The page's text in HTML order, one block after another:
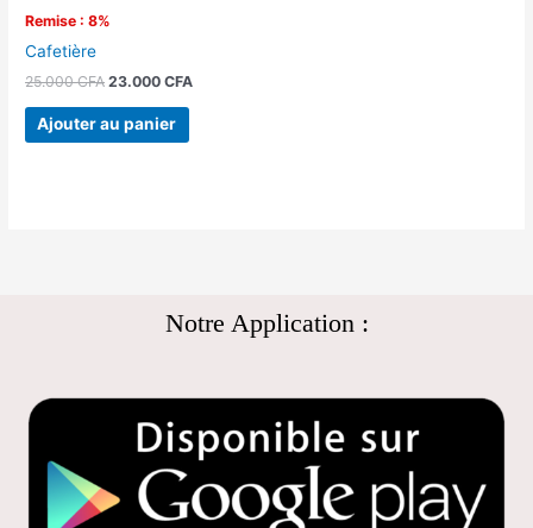
Remise : 8%
Cafetière
25.000CFA 23.000CFA
Ajouter au panier
Notre Application :